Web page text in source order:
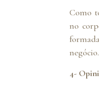
Como
no
negócio.
4-